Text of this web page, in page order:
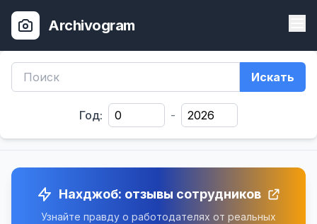
Archivogram
Искать
Год: -
Нахджоб: отзывы сотрудников
Узнайте правду о работодателях от реальных